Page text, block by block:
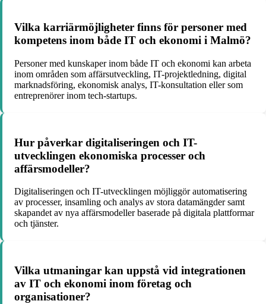
Vilka karriärmöjligheter finns för personer med
kompetens inom både IT och ekonomi i Malmö?
Personer med kunskaper inom både IT och ekonomi kan arbeta
inom områden som affärsutveckling, IT-projektledning, digital
marknadsföring, ekonomisk analys, IT-konsultation eller som
entreprenörer inom tech-startups.
Hur påverkar digitaliseringen och IT-
utvecklingen ekonomiska processer och
affärsmodeller?
Digitaliseringen och IT-utvecklingen möjliggör automatisering
av processer, insamling och analys av stora datamängder samt
skapandet av nya affärsmodeller baserade på digitala plattformar
och tjänster.
Vilka utmaningar kan uppstå vid integrationen
av IT och ekonomi inom företag och
organisationer?